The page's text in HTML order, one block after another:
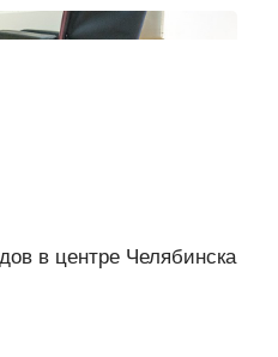
в центре Челябинска